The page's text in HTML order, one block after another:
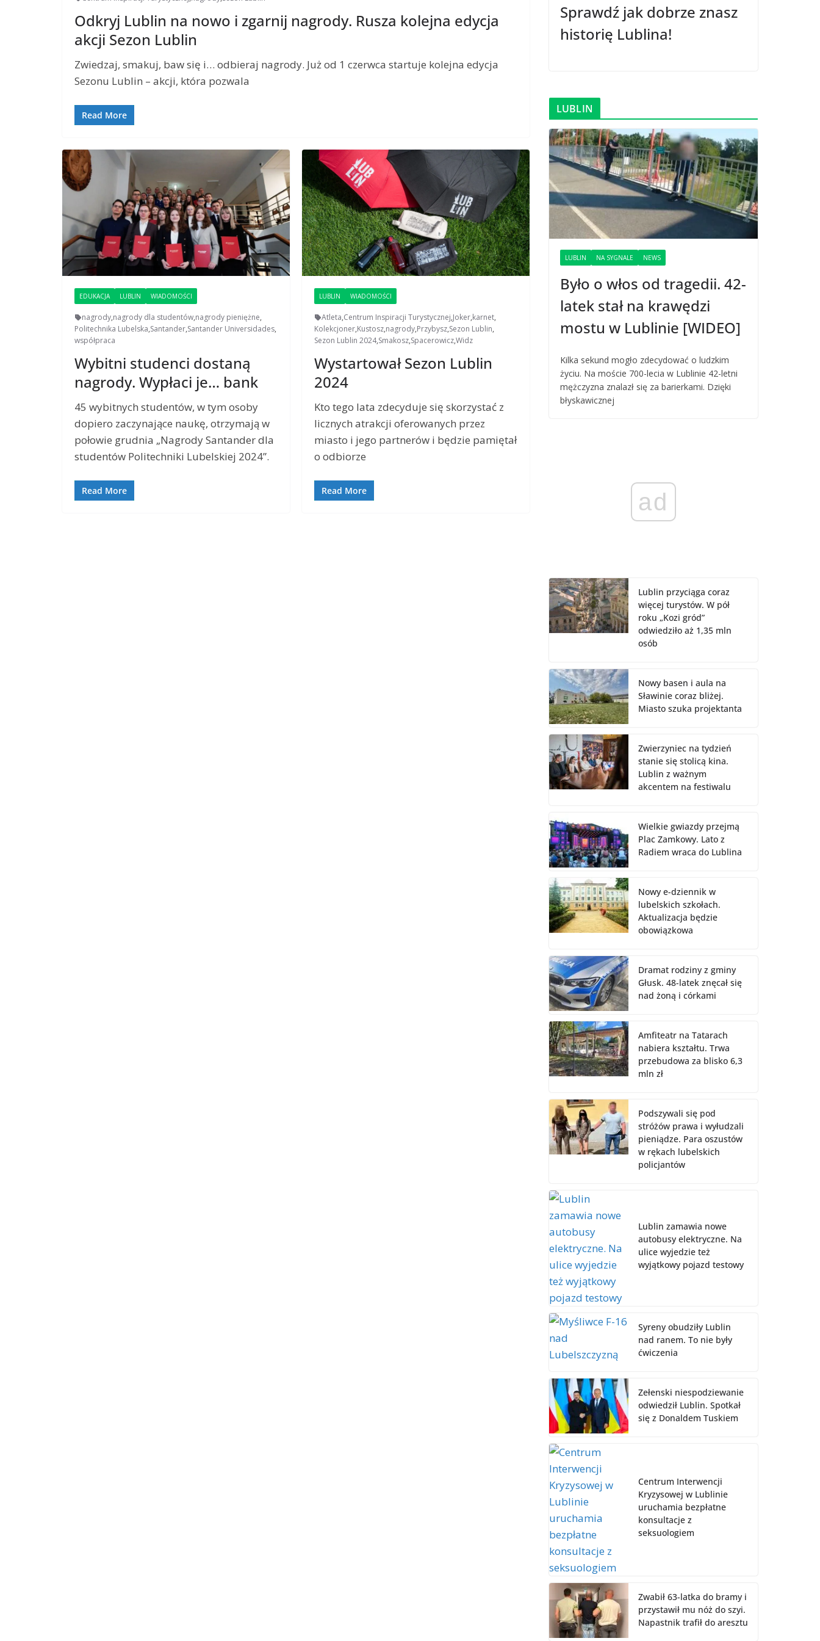
Odkryj Lublin na nowo i zgarnij nagrody. Rusza kolejna edycja
akcji Sezon Lublin
Zwiedzaj, smakuj, baw się i… odbieraj nagrody. Już od 1 czerwca startuje kolejna edycja
Sezonu Lublin – akcji, która pozwala
Read More
EDUKACJA LUBLIN WIADOMOŚCI
nagrody,nagrody dla studentów,nagrody pieniężne,
Politechnika Lubelska,Santander,Santander Universidades,
współpraca
Wybitni studenci dostaną
nagrody. Wypłaci je… bank
45 wybitnych studentów, w tym osoby
dopiero zaczynające naukę, otrzymają w
połowie grudnia „Nagrody Santander dla
studentów Politechniki Lubelskiej 2024”.
Read More
LUBLIN WIADOMOŚCI
Atleta,Centrum Inspiracji Turystycznej,Joker,karnet,
Kolekcjoner,Kustosz,nagrody,Przybysz,Sezon Lublin,
Sezon Lublin 2024,Smakosz,Spacerowicz,Widz
Wystartował Sezon Lublin
2024
Kto tego lata zdecyduje się skorzystać z
licznych atrakcji oferowanych przez
miasto i jego partnerów i będzie pamiętał
o odbiorze
Read More
Sprawdź jak dobrze znasz
historię Lublina!
LUBLIN
LUBLIN NA SYGNALE NEWS
Było o włos od tragedii. 42-
latek stał na krawędzi
mostu w Lublinie [WIDEO]
Kilka sekund mogło zdecydować o ludzkim
życiu. Na moście 700-lecia w Lublinie 42-letni
mężczyzna znalazł się za barierkami. Dzięki
błyskawicznej
ad
Lublin przyciąga coraz
więcej turystów. W pół
roku „Kozi gród”
odwiedziło aż 1,35 mln
osób
Nowy basen i aula na
Sławinie coraz bliżej.
Miasto szuka projektanta
Zwierzyniec na tydzień
stanie się stolicą kina.
Lublin z ważnym
akcentem na festiwalu
Wielkie gwiazdy przejmą
Plac Zamkowy. Lato z
Radiem wraca do Lublina
Nowy e-dziennik w
lubelskich szkołach.
Aktualizacja będzie
obowiązkowa
Dramat rodziny z gminy
Głusk. 48-latek znęcał się
nad żoną i córkami
Amfiteatr na Tatarach
nabiera kształtu. Trwa
przebudowa za blisko 6,3
mln zł
Podszywali się pod
stróżów prawa i wyłudzali
pieniądze. Para oszustów
w rękach lubelskich
policjantów
Lublin zamawia nowe
autobusy elektryczne. Na
ulice wyjedzie też
wyjątkowy pojazd testowy
Syreny obudziły Lublin
nad ranem. To nie były
ćwiczenia
Zełenski niespodziewanie
odwiedził Lublin. Spotkał
się z Donaldem Tuskiem
Centrum Interwencji
Kryzysowej w Lublinie
uruchamia bezpłatne
konsultacje z
seksuologiem
Zwabił 63-latka do bramy i
przystawił mu nóż do szyi.
Napastnik trafił do aresztu